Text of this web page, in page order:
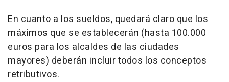
En cuanto a los sueldos, quedará claro que los
máximos que se establecerán (hasta 100.000
euros para los alcaldes de las ciudades
mayores) deberán incluir todos los conceptos
retributivos.